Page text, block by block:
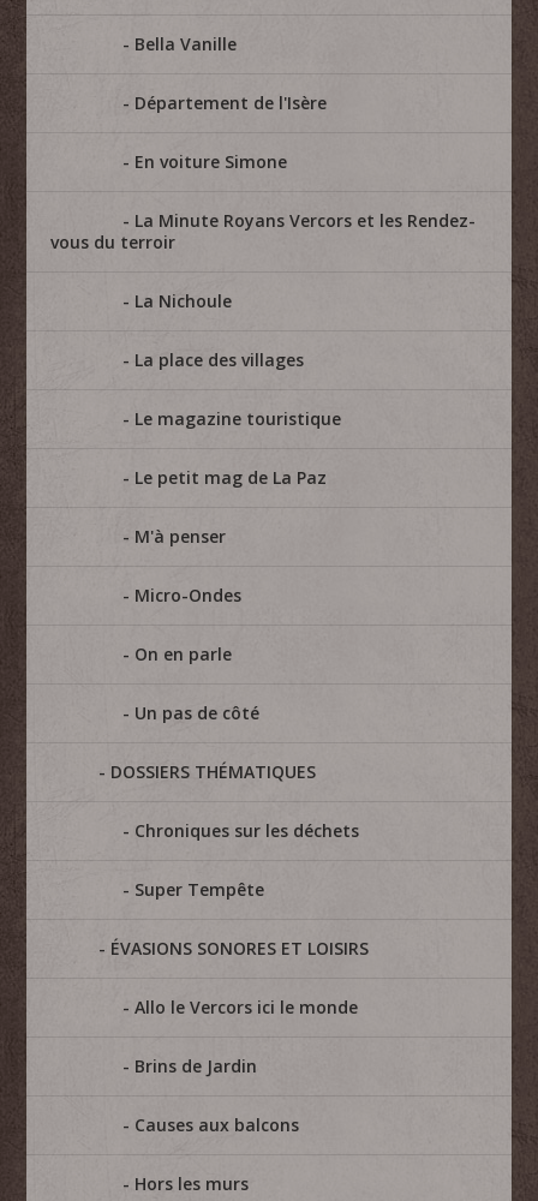
Bella Vanille
Département de l'Isère
En voiture Simone
La Minute Royans Vercors et les Rendez-
vous du terroir
La Nichoule
La place des villages
Le magazine touristique
Le petit mag de La Paz
M'à penser
Micro-Ondes
On en parle
Un pas de côté
DOSSIERS THÉMATIQUES
Chroniques sur les déchets
Super Tempête
ÉVASIONS SONORES ET LOISIRS
Allo le Vercors ici le monde
Brins de Jardin
Causes aux balcons
Hors les murs